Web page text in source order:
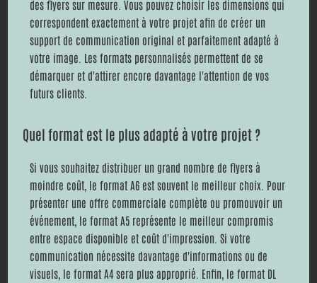
des flyers sur mesure. Vous pouvez choisir les dimensions qui
correspondent exactement à votre projet afin de créer un
support de communication original et parfaitement adapté à
votre image. Les formats personnalisés permettent de se
démarquer et d'attirer encore davantage l'attention de vos
futurs clients.
Quel format est le plus adapté à votre projet ?
Si vous souhaitez distribuer un grand nombre de flyers à
moindre coût, le format A6 est souvent le meilleur choix. Pour
présenter une offre commerciale complète ou promouvoir un
événement, le format A5 représente le meilleur compromis
entre espace disponible et coût d'impression. Si votre
communication nécessite davantage d'informations ou de
visuels, le format A4 sera plus approprié. Enfin, le format DL